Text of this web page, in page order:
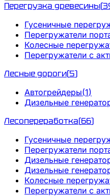
Перегрузка древесины(
Гусеничные
Перегружатели
Колесные
Перегружатели с
Лесные дороги(5)
Автогрейдеры(1)
Дизельные
Лесопереработка(66)
Гусеничные
Перегружатели
Дизельные
Дизельные
Колесные
Перегружатели с